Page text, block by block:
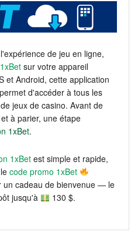
de jeu en ligne,
sur votre appareil
et Android, cette application
d'accéder à tous les
jeux de casino. Avant de
à parier, une étape
1xBet.
1xBet est simple et rapide,
code promo 1xBet
un cadeau de bienvenue — le
jusqu'à
130 $.